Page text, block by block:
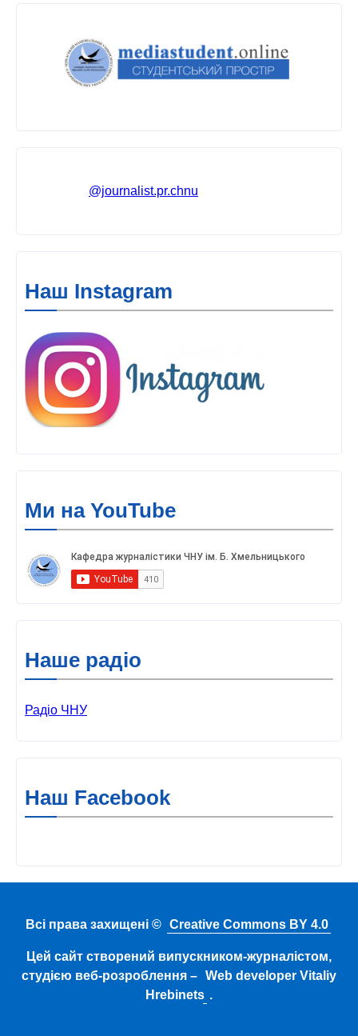
@journalist.pr.chnu
Наш Instagram
Ми на YouTube
Наше радіо
Радіо ЧНУ
Наш Facebook
Всі права захищені © Creative Commons BY 4.0
Цей сайт створений випускником-журналістом,
студією веб-розроблення – Web developer Vitaliy
Hrebinets .